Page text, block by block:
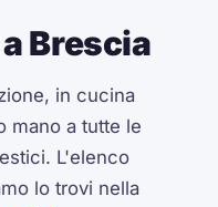
Brescia
in cucina
mano a tutte le
L'elenco
lo trovi nella